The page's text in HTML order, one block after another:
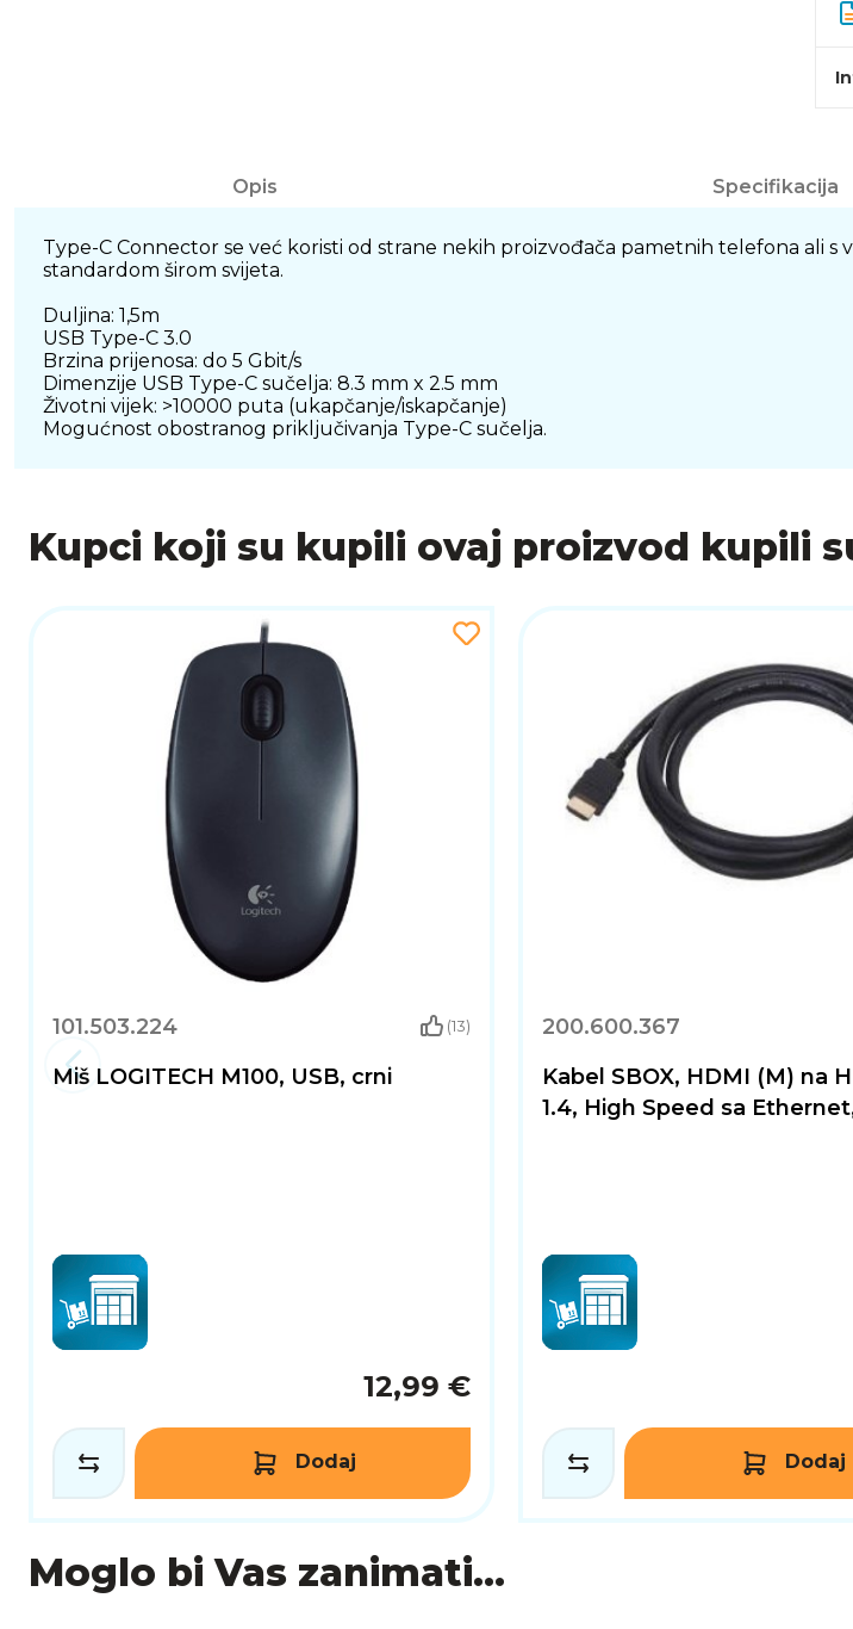
Opis Specifikacija
Type-C Connector se već koristi od strane nekih proizvođača pametnih telefona ali
standardom širom svijeta.
Duljina: 1,5m
USB Type-C 3.0
Brzina prijenosa: do 5 Gbit/s
Dimenzije USB Type-C sučelja: 8.3 mm x 2.5 mm
Životni vijek: >10000 puta (ukapčanje/iskapčanje)
Mogućnost obostranog priključivanja Type-C sučelja.
Kupci koji su kupili ovaj proizvod kupili
101.503.224 (13)
Miš LOGITECH M100, USB, crni
12,99 €
Dodaj
200.600.367
Kabel SBOX, HDMI (M) na
1.4, High Speed sa
Dodaj
Moglo bi Vas zanimati...